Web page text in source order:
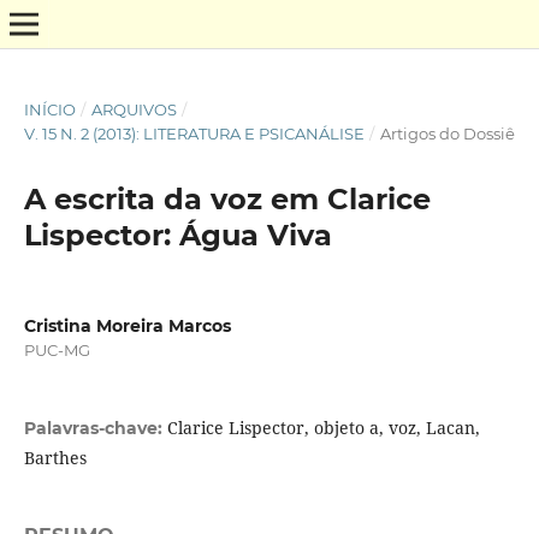
INÍCIO / ARQUIVOS /
V. 15 N. 2 (2013): LITERATURA E PSICANÁLISE / Artigos do Dossiê
A escrita da voz em Clarice
Lispector: Água Viva
Cristina Moreira Marcos
PUC-MG
Palavras-chave: Clarice Lispector, objeto a, voz, Lacan,
Barthes